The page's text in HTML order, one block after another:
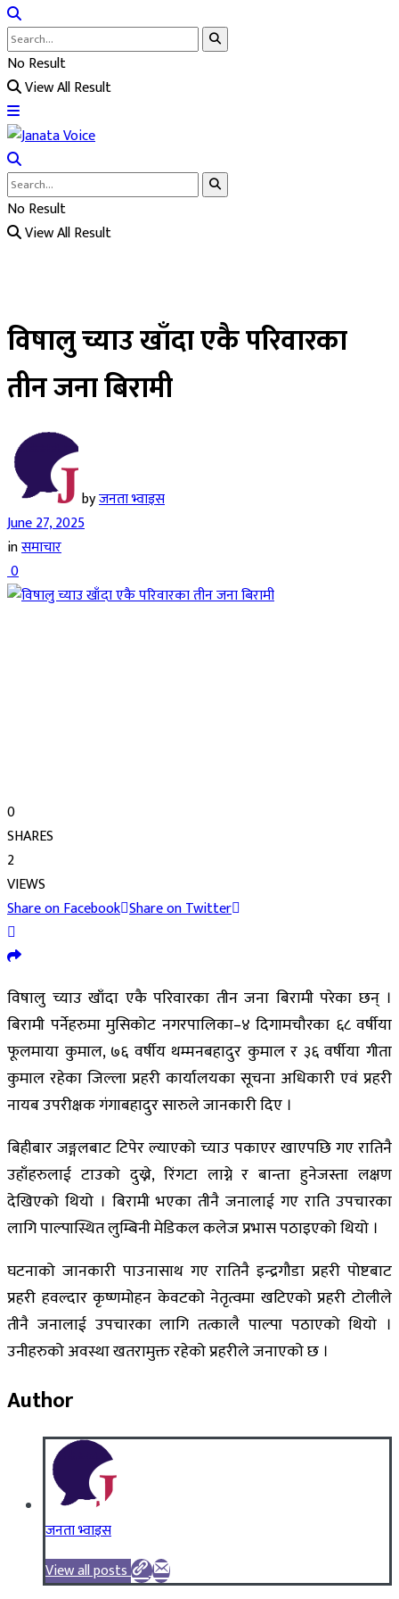
No Result
View All Result
No Result
View All Result
विषालु च्याउ खाँदा एकै परिवारका
तीन जना बिरामी
byजनता भ्वाइस
June 27, 2025
inसमाचार
0
0
SHARES
2
VIEWS
Share on Facebook Share on Twitter
विषालु च्याउ खाँदा एकै परिवारका तीन जना बिरामी परेका छन् ।
बिरामी पर्नेहरुमा मुसिकोट नगरपालिका–४ दिगामचौरका ६८ वर्षीया
फूलमाया कुमाल, ७६ वर्षीय थम्मनबहादुर कुमाल र ३६ वर्षीया गीता
कुमाल रहेका जिल्ला प्रहरी कार्यालयका सूचना अधिकारी एवं प्रहरी
नायब उपरीक्षक गंगाबहादुर सारुले जानकारी दिए ।
बिहीबार जङ्गलबाट टिपेर ल्याएको च्याउ पकाएर खाएपछि गए रातिनै
उहाँहरुलाई टाउको दुख्ने, रिंगटा लाग्ने र बान्ता हुनेजस्ता लक्षण
देखिएको थियो । बिरामी भएका तीनै जनालाई गए राति उपचारका
लागि पाल्पास्थित लुम्बिनी मेडिकल कलेज प्रभास पठाइएको थियो ।
घटनाको जानकारी पाउनासाथ गए रातिनै इन्द्रगौडा प्रहरी पोष्टबाट
प्रहरी हवल्दार कृष्णमोहन केवटको नेतृत्वमा खटिएको प्रहरी टोलीले
तीनै जनालाई उपचारका लागि तत्कालै पाल्पा पठाएको थियो ।
उनीहरुको अवस्था खतरामुक्त रहेको प्रहरीले जनाएको छ ।
Author
जनता भ्वाइस
View all posts